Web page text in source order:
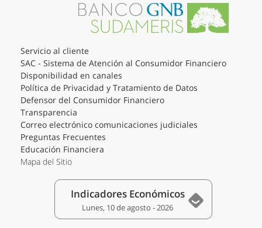
Servicio al cliente
SAC - Sistema de Atención al Consumidor Financiero
Disponibilidad en canales
Política de Privacidad y Tratamiento de Datos
Defensor del Consumidor Financiero
Transparencia
Correo electrónico comunicaciones judiciales
Preguntas Frecuentes
Educación Financiera
Mapa del Sitio
Indicadores Económicos
Lunes, 10 de agosto - 2026